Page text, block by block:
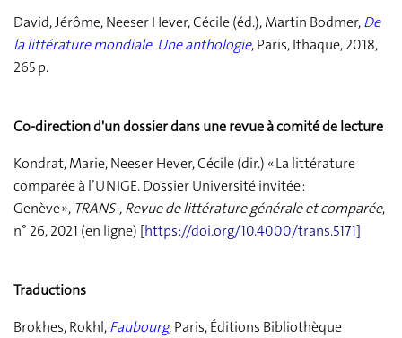
David, Jérôme, Neeser Hever, Cécile (éd.), Martin Bodmer,De
la littérature mondiale. Une anthologie, Paris, Ithaque, 2018,
265 p.
Co-direction d'un dossier dans une revue à comité de lecture
Kondrat, Marie, Neeser Hever, Cécile (dir.) « La littérature
comparée à l’UNIGE. Dossier Université invitée :
Genève », TRANS-, Revue de littérature générale et comparée,
n° 26, 2021 (en ligne) [https://doi.org/10.4000/trans.5171]
Traductions
Brokhes, Rokhl,Faubourg, Paris, Éditions Bibliothèque